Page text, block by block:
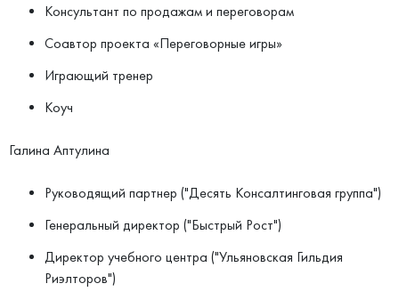
Консультант по продажам и переговорам
Соавтор проекта «Переговорные игры»
Играющий тренер
Коуч
Галина Аптулина​
Руководящий партнер ("Десять Консалтинговая группа")
Генеральный директор ("Быстрый Рост")
Директор учебного центра ("Ульяновская Гильдия
Риэлторов")